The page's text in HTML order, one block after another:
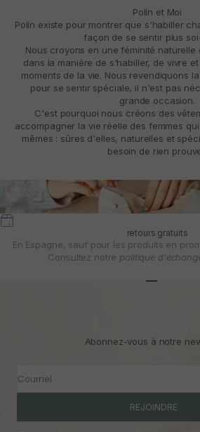
Polín et Moi
Polín existe pour montrer que s'habiller
façon de se sentir plus
Nous croyons en une féminité naturelle
dans la manière de s'habiller, de vivre
moments de la vie. Nous revendiquons
pour se sentir spéciale, il n'est pas
grande occasion.
C'est pourquoi nous créons des
accompagner la vie réelle des femmes
mêmes : sûres d'elles, naturelles et
besoin de rien
retours gratuits
En Espagne, sauf pour les produits en
Consultez notre politique
Abonnez-vous à notre
Courriel
REJOINDRE